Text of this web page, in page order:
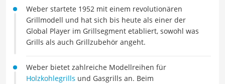
Weber startete 1952 mit einem revolutionären
Grillmodell und hat sich bis heute als einer der
Global Player im Grillsegment etabliert, sowohl was
Grills als auch Grillzubehör angeht.
Weber bietet zahlreiche Modellreihen für
Holzkohlegrills und Gasgrills an. Beim